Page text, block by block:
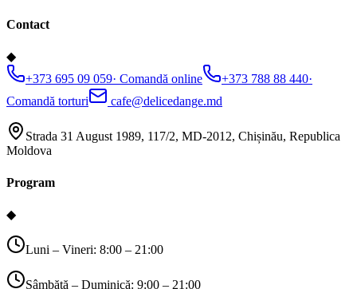
Contact
◆
+373 695 09 059· Comandă online +373 788 88 440·
Comandă torturi
cafe@delicedange.md
Strada 31 August 1989, 117/2, MD-2012, Chișinău, Republica
Moldova
Program
◆
Luni – Vineri: 8:00 – 21:00
Sâmbătă – Duminică: 9:00 – 21:00